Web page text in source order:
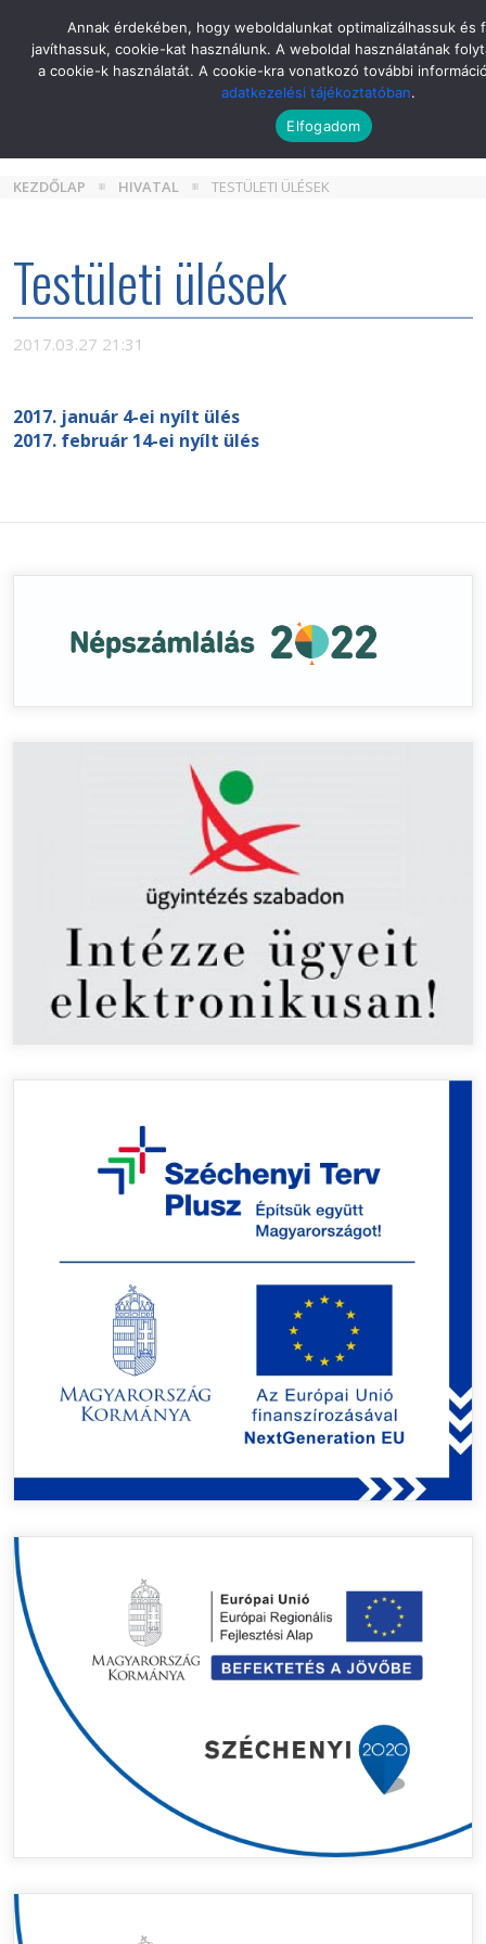
KEZDŐLAP HIVATAL TESTÜLETI ÜLÉSEK
Testületi ülések
2017.03.27 21:31
2017. január 4-ei nyílt ülés
2017. február 14-ei nyílt ülés
Annak érdekében, hogy weboldalunkat optimalizálhassuk és
javíthassuk, cookie-kat használunk. A weboldal használatának
a cookie-k használatát. A cookie-kra vonatkozó további
adatkezelési tájékoztatóban.
Elfogadom